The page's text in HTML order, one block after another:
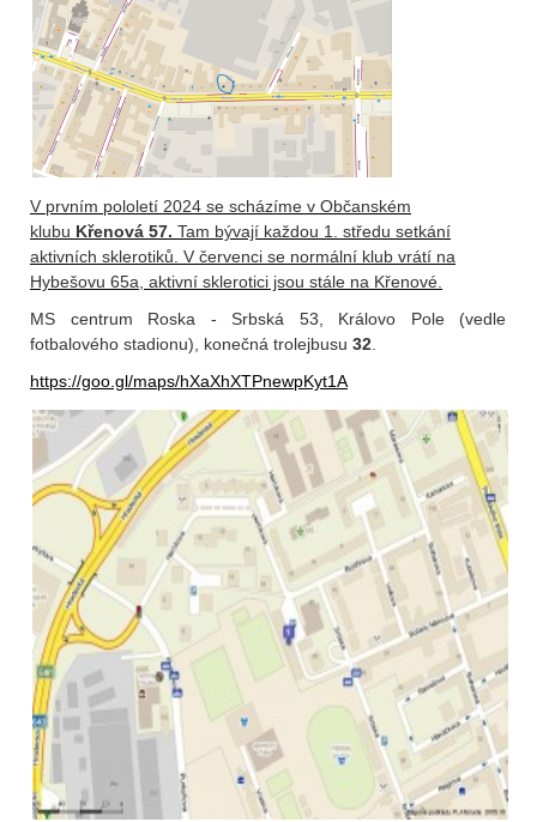
V prvním pololetí 2024 se scházíme v Občanském
klubu Křenová 57. Tam bývají každou 1. středu setkání
aktivních sklerotiků. V červenci se normální klub vrátí na
Hybešovu 65a, aktivní sklerotici jsou stále na Křenové.
MS centrum Roska - Srbská 53, Královo Pole (vedle
fotbalového stadionu), konečná trolejbusu 32
https://goo.gl/maps/hXaXhXTPnewpKyt1A